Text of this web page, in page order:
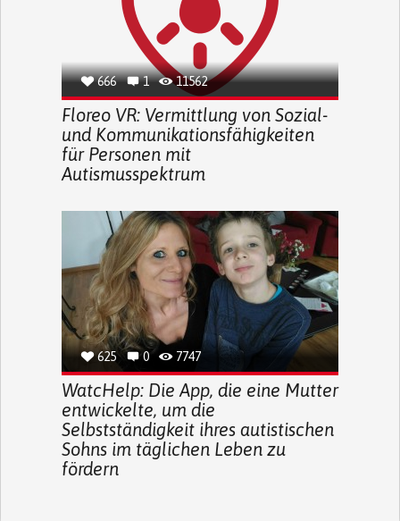
666 1 11562
Floreo VR: Vermittlung von Sozial-
und Kommunikationsfähigkeiten
für Personen mit
Autismusspektrum
625 0 7747
WatcHelp: Die App, die eine Mutter
entwickelte, um die
Selbstständigkeit ihres autistischen
Sohns im täglichen Leben zu
fördern